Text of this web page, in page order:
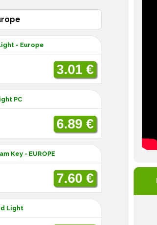
- Europe
3.01 €
PC
6.89 €
Key - EUROPE
7.60 €
Light